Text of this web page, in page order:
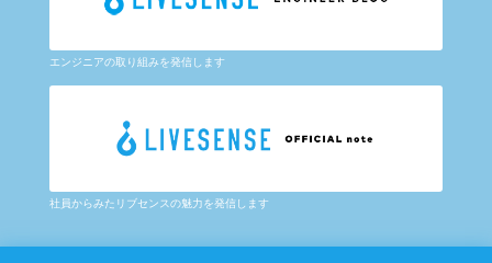
エンジニアの取り組みを発信します
社員からみたリブセンスの魅力を発信します